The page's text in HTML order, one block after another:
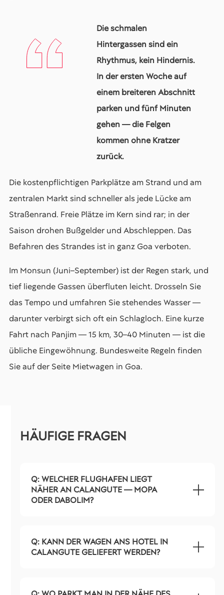
Die schmalen
Hintergassen sind ein
Rhythmus, kein Hindernis.
In der ersten Woche auf
einem breiteren Abschnitt
parken und fünf Minuten
gehen — die Felgen
kommen ohne Kratzer
zurück.
Die kostenpflichtigen Parkplätze am Strand und am
zentralen Markt sind schneller als jede Lücke am
Straßenrand. Freie Plätze im Kern sind rar; in der
Saison drohen Bußgelder und Abschleppen. Das
Befahren des Strandes ist in ganz Goa verboten.
Im Monsun (Juni–September) ist der Regen stark, und
tief liegende Gassen überfluten leicht. Drosseln Sie
das Tempo und umfahren Sie stehendes Wasser —
darunter verbirgt sich oft ein Schlagloch. Eine kurze
Fahrt nach Panjim — 15 km, 30–40 Minuten — ist die
übliche Eingewöhnung. Bundesweite Regeln finden
Sie auf der Seite Mietwagen in Goa.
HÄUFIGE FRAGEN
Q: WELCHER FLUGHAFEN LIEGT
NÄHER AN CALANGUTE — MOPA
ODER DABOLIM?
Q: KANN DER WAGEN ANS HOTEL IN
CALANGUTE GELIEFERT WERDEN?